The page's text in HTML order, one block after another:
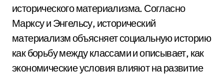
исторического материализма. Согласно
Марксу и Энгельсу, исторический
материализм объясняет социальную историю
как борьбу между классами и описывает, как
экономические условия влияют на развитие